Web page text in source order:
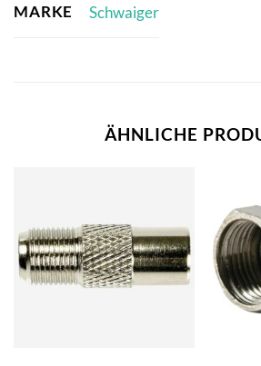
MARKE Schwaiger
ÄHNLICHE